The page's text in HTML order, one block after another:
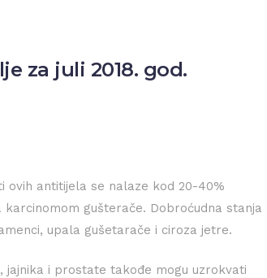
za juli 2018. god.
ovih antitijela se nalaze kod 20-40%
gušterače. Dobroćudna stanja
upala gušetarače i ciroza jetre.
jajnika i prostate takođe mogu uzrokvati